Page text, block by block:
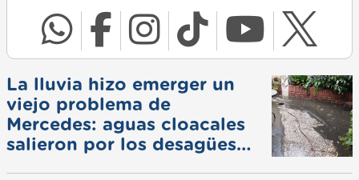
La lluvia hizo emerger un
viejo problema de
Mercedes: aguas cloacales
salieron por los desagües